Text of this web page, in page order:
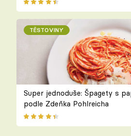
TĚSTOVINY
Super jednoduše: Špagety s
podle Zdeňka Pohlreicha